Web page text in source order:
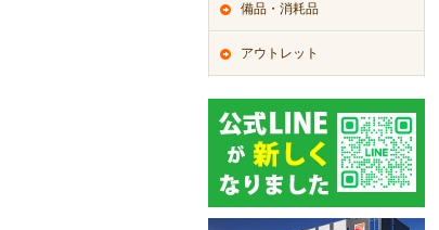
備品・消耗品
アウトレット